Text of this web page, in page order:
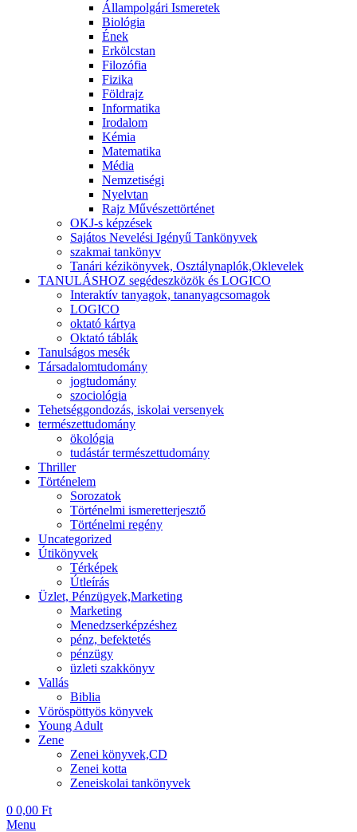
Állampolgári Ismeretek
Biológia
Ének
Erkölcstan
Filozófia
Fizika
Földrajz
Informatika
Irodalom
Kémia
Matematika
Média
Nemzetiségi
Nyelvtan
Rajz Művészettörténet
OKJ-s képzések
Sajátos Nevelési Igényű Tankönyvek
szakmai tankönyv
Tanári kézikönyvek, Osztálynaplók,Oklevelek
TANULÁSHOZ segédeszközök és LOGICO
Interaktív tanyagok, tananyagcsomagok
LOGICO
oktató kártya
Oktató táblák
Tanulságos mesék
Társadalomtudomány
jogtudomány
szociológia
Tehetséggondozás, iskolai versenyek
természettudomány
ökológia
tudástár természettudomány
Thriller
Történelem
Sorozatok
Történelmi ismeretterjesztő
Történelmi regény
Uncategorized
Útikönyvek
Térképek
Útleírás
Üzlet, Pénzügyek,Marketing
Marketing
Menedzserképzéshez
pénz, befektetés
pénzügy
üzleti szakkönyv
Vallás
Biblia
Vöröspöttyös könyvek
Young Adult
Zene
Zenei könyvek,CD
Zenei kotta
Zeneiskolai tankönyvek
0 0,00 Ft
Menu